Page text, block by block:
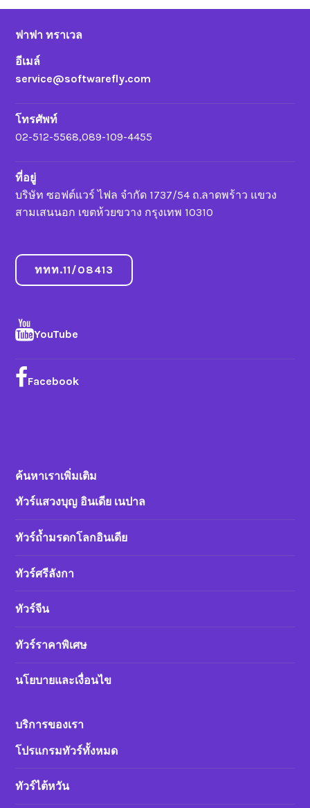
ฟาฟา ทราเวล
อีเมล์
service@softwarefly.com
โทรศัพท์
02-512-5568,089-109-4455
ที่อยู่
บริษัท ซอฟต์แวร์ ไฟล จำกัด 1737/54 ถ.ลาดพร้าว แขวง
สามเสนนอก เขตห้วยขวาง กรุงเทพ 10310
ททท.11/08413
YouTube
Facebook
ค้นหาเราเพิ่มเติม
ทัวร์แสวงบุญ อินเดีย เนปาล
ทัวร์ถ้ำมรดกโลกอินเดีย
ทัวร์ศรีลังกา
ทัวร์จีน
ทัวร์ราคาพิเศษ
นโยบายและเงื่อนไข
บริการของเรา
โปรแกรมทัวร์ทั้งหมด
ทัวร์ไต้หวัน